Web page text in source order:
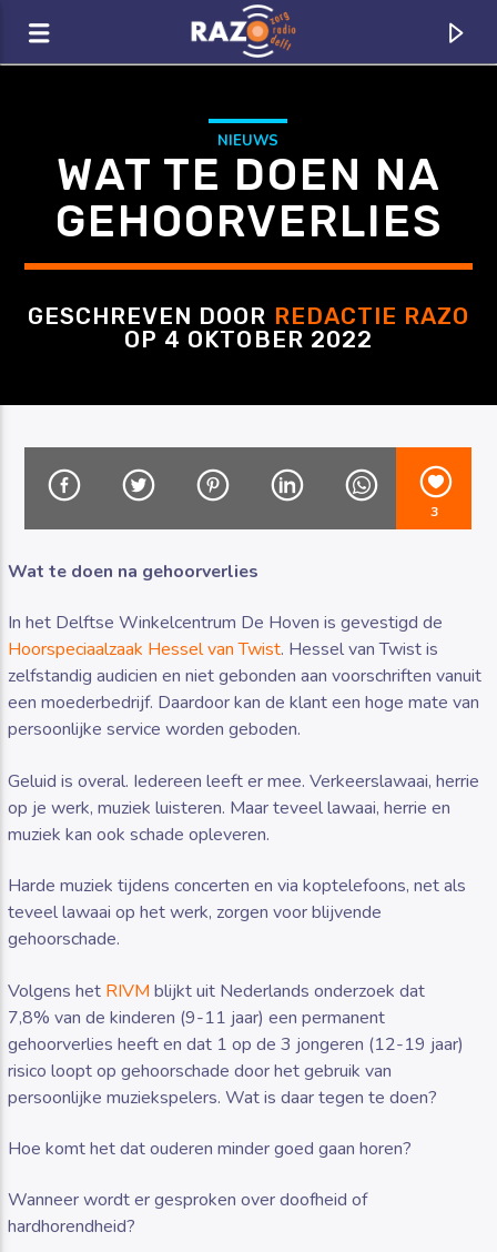
TITLE
ARTIST
Luister RAZO online
NIEUWS
WAT TE DOEN NA
GEHOORVERLIES
GESCHREVEN DOOR REDACTIE RAZO
OP 4 OKTOBER 2022
3
Wat te doen na gehoorverlies
In het Delftse Winkelcentrum De Hoven is gevestigd de
Hoorspeciaalzaak Hessel van Twist. Hessel van Twist is
zelfstandig audicien en niet gebonden aan voorschriften vanuit
een moederbedrijf. Daardoor kan de klant een hoge mate van
persoonlijke service worden geboden.
Geluid is overal. Iedereen leeft er mee. Verkeerslawaai, herrie
op je werk, muziek luisteren. Maar teveel lawaai, herrie en
muziek kan ook schade opleveren.
Harde muziek tijdens concerten en via koptelefoons, net als
teveel lawaai op het werk, zorgen voor blijvende
gehoorschade.
Volgens het RIVM blijkt uit Nederlands onderzoek dat
7,8% van de kinderen (9-11 jaar) een permanent
gehoorverlies heeft en dat 1 op de 3 jongeren (12-19 jaar)
risico loopt op gehoorschade door het gebruik van
persoonlijke muziekspelers. Wat is daar tegen te doen?
Hoe komt het dat ouderen minder goed gaan horen?
Wanneer wordt er gesproken over doofheid of
hardhorendheid?